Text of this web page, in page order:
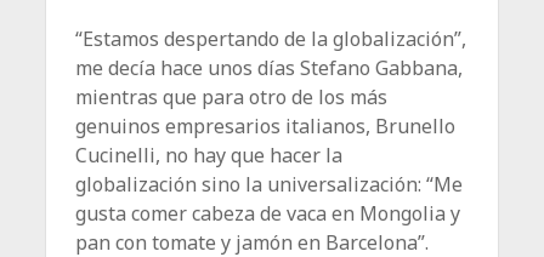
“Estamos despertando de la globalización”,
me decía hace unos días Stefano Gabbana,
mientras que para otro de los más
genuinos empresarios italianos, Brunello
Cucinelli, no hay que hacer la
globalización sino la universalización: “Me
gusta comer cabeza de vaca en Mongolia y
pan con tomate y jamón en Barcelona”.